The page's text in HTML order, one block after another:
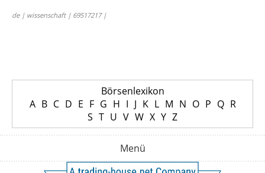
de | wissenschaft | 69517217 |
Börsenlexikon
A B C D E F G H I J K L M N O P Q R
S T U V W X Y Z
Menü